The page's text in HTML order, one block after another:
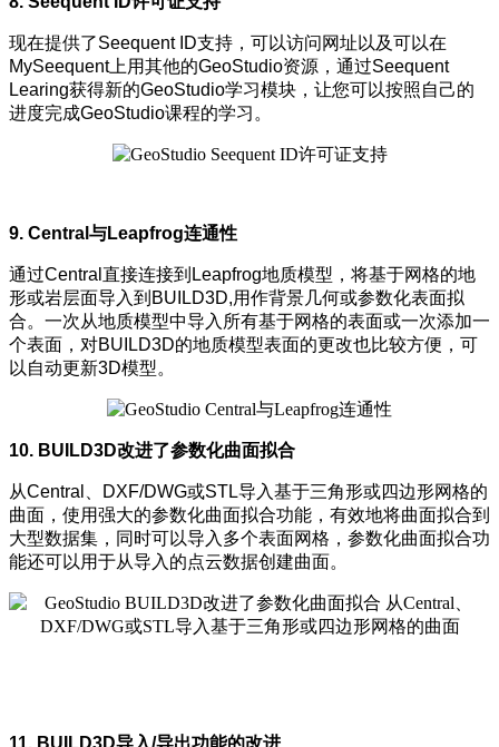
现在提供了Seequent ID支持，可以访问网址以及可以在
MySeequent上用其他的GeoStudio资源，通过Seequent
Learing获得新的GeoStudio学习模块，让您可以按照自己的
进度完成GeoStudio课程的学习。
9. Central与Leapfrog连通性
通过Central直接连接到Leapfrog地质模型，将基于网格的地
形或岩层面导入到BUILD3D,用作背景几何或参数化表面拟
合。一次从地质模型中导入所有基于网格的表面或一次添加一
个表面，对BUILD3D的地质模型表面的更改也比较方便，可
以自动更新3D模型。
10. BUILD3D改进了参数化曲面拟合
从Central、DXF/DWG或STL导入基于三角形或四边形网格的
曲面，使用强大的参数化曲面拟合功能，有效地将曲面拟合到
大型数据集，同时可以导入多个表面网格，参数化曲面拟合功
能还可以用于从导入的点云数据创建曲面。
11. BUILD3D导入/导出功能的改进